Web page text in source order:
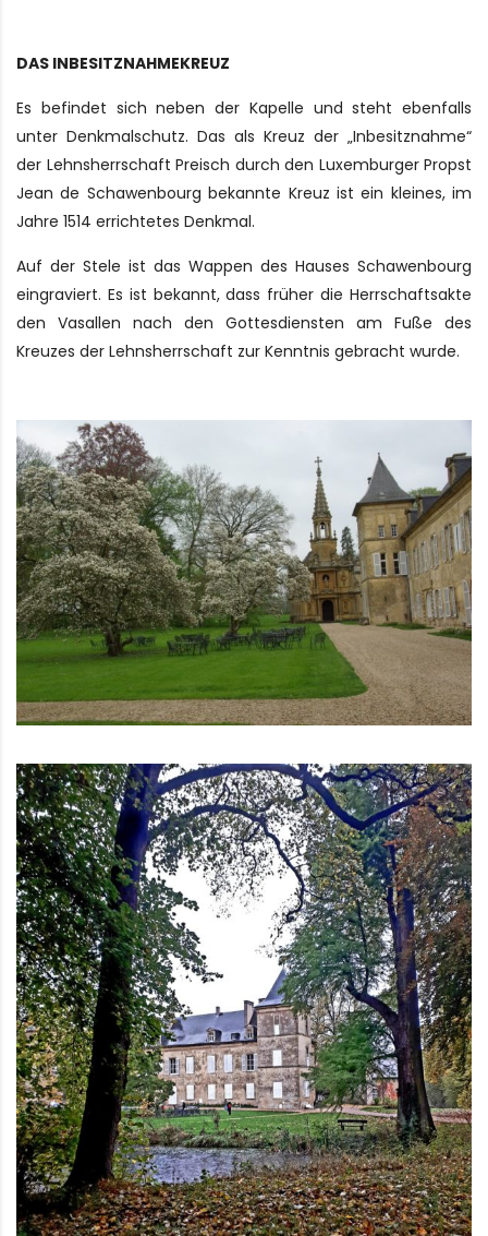
DAS INBESITZNAHMEKREUZ
Es befindet sich neben der Kapelle und steht ebenfalls
unter Denkmalschutz. Das als Kreuz der „Inbesitznahme“
der Lehnsherrschaft Preisch durch den Luxemburger Propst
Jean de Schawenbourg bekannte Kreuz ist ein kleines, im
Jahre 1514 errichtetes Denkmal.
Auf der Stele ist das Wappen des Hauses Schawenbourg
eingraviert. Es ist bekannt, dass früher die Herrschaftsakte
den Vasallen nach den Gottesdiensten am Fuße des
Kreuzes der Lehnsherrschaft zur Kenntnis gebracht wurde.